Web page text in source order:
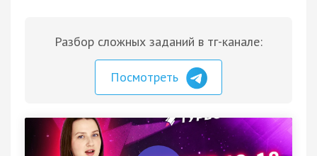
Разбор сложных заданий в тг-канале:
Посмотреть